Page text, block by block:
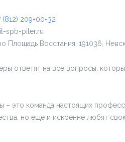
(812) 209-00-32
spb-piter.ru
Площадь Восстания, 191036,
ответят на все вопросы,
– это команда настоящих
но еще и искренне любят